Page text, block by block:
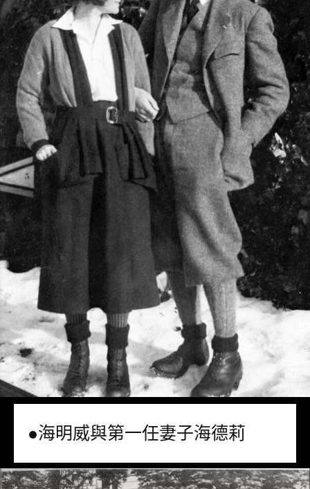
●海明威與第一任妻子海德莉